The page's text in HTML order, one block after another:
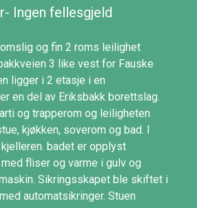
Ingen fellesgjeld
og fin 2 roms leilighet
3 like vest for Fauske
ligger i 2 etasje i en
en del av Eriksbakk borettslag.
og trapperom og leiligheten
kjøkken, soverom og bad. I
badet er opplyst
fliser og varme i gulv og
Sikringsskapet ble skiftet i
automatsikringer. Stuen